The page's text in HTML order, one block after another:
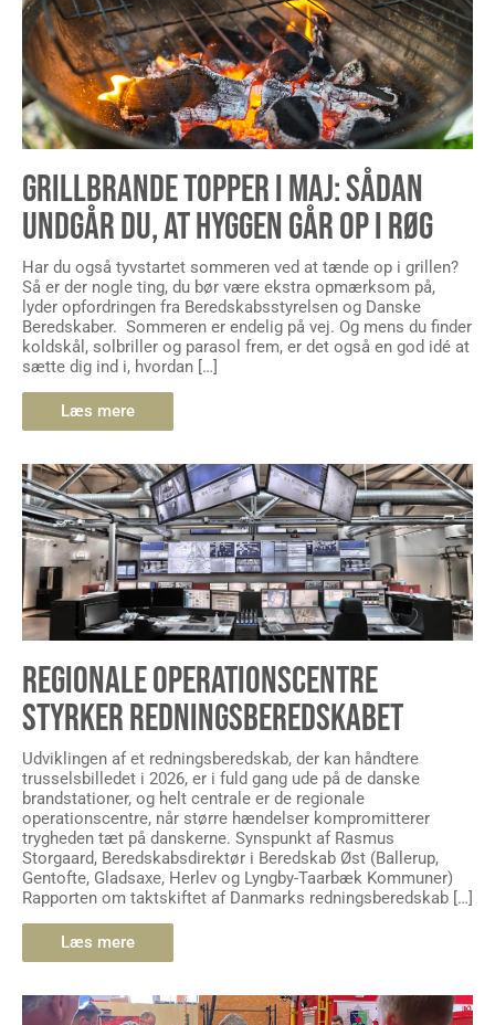
GRILLBRANDE TOPPER I MAJ: SÅDAN
UNDGÅR DU, AT HYGGEN GÅR OP I RØG
Har du også tyvstartet sommeren ved at tænde op i grillen?
Så er der nogle ting, du bør være ekstra opmærksom på,
lyder opfordringen fra Beredskabsstyrelsen og Danske
Beredskaber. Sommeren er endelig på vej. Og mens du finder
koldskål, solbriller og parasol frem, er det også en god idé at
sætte dig ind i, hvordan […]
Læs mere
REGIONALE OPERATIONSCENTRE
STYRKER REDNINGSBEREDSKABET
Udviklingen af et redningsberedskab, der kan håndtere
trusselsbilledet i 2026, er i fuld gang ude på de danske
brandstationer, og helt centrale er de regionale
operationscentre, når større hændelser kompromitterer
trygheden tæt på danskerne. Synspunkt af Rasmus
Storgaard, Beredskabsdirektør i Beredskab Øst (Ballerup,
Gentofte, Gladsaxe, Herlev og Lyngby-Taarbæk Kommuner)
Rapporten om taktskiftet af Danmarks redningsberedskab […]
Læs mere